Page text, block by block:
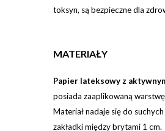
toksyn, są bezpieczne dla
MATERIAŁY
Papier lateksowy z
posiada zaaplikowaną
Materiał nadaje się do
zakładki między brytami 1 cm.